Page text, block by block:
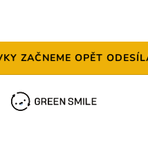
OPĚT ODESÍLAT
obsah